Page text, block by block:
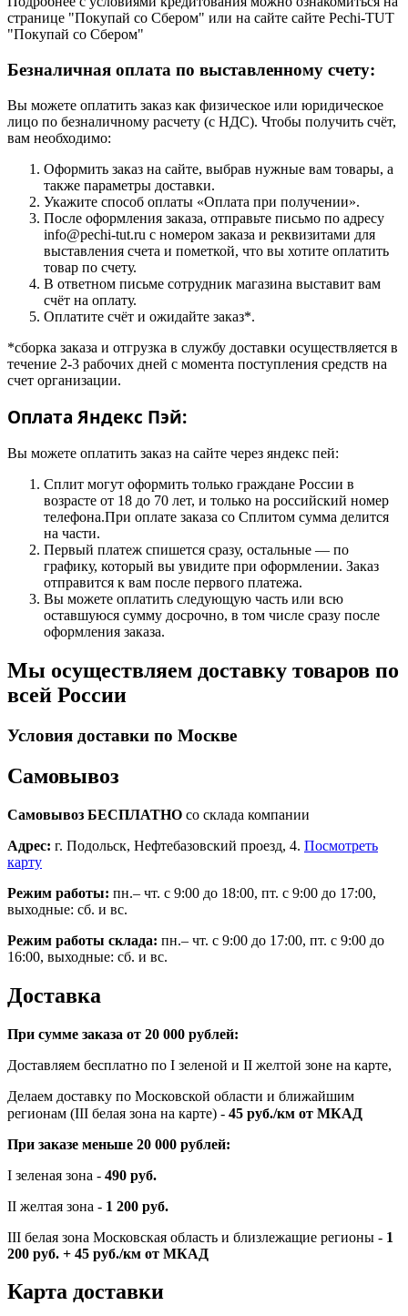
странице "Покупай со Сбером" или на сайте сайте Pechi-TUT
"Покупай со Сбером"
Безналичная оплата по выставленному счету:
Вы можете оплатить заказ как физическое или юридическое
лицо по безналичному расчету (с НДС). Чтобы получить счёт,
вам необходимо:
Оформить заказ на сайте, выбрав нужные вам товары, а
также параметры доставки.
Укажите способ оплаты «Оплата при получении».
После оформления заказа, отправьте письмо по адресу
info@pechi-tut.ru с номером заказа и реквизитами для
выставления счета и пометкой, что вы хотите оплатить
товар по счету.
В ответном письме сотрудник магазина выставит вам
счёт на оплату.
Оплатите счёт и ожидайте заказ*.
*сборка заказа и отгрузка в службу доставки осуществляется в
течение 2-3 рабочих дней с момента поступления средств на
счет организации.
Оплата Яндекс Пэй:
Вы можете оплатить заказ на сайте через яндекс пей:
Сплит могут оформить только граждане России в
возрасте от 18 до 70 лет, и только на российский номер
телефона.При оплате заказа со Сплитом сумма делится
на части.
Первый платеж спишется сразу, остальные — по
графику, который вы увидите при оформлении. Заказ
отправится к вам после первого платежа.
Вы можете оплатить следующую часть или всю
оставшуюся сумму досрочно, в том числе сразу после
оформления заказа.
Мы осуществляем доставку товаров по
всей России
Условия доставки по Москве
Самовывоз
Самовывоз БЕСПЛАТНО со склада компании
Адрес: г. Подольск, Нефтебазовский проезд, 4. Посмотреть
карту
Режим работы: пн.– чт. с 9:00 до 18:00, пт. с 9:00 до 17:00,
выходные: сб. и вс.
Режим работы склада: пн.– чт. с 9:00 до 17:00, пт. с 9:00 до
16:00, выходные: сб. и вс.
Доставка
При сумме заказа от 20 000 рублей:
Доставляем бесплатно по I зеленой и II желтой зоне на карте,
Делаем доставку по Московской области и ближайшим
регионам (III белая зона на карте) - 45 руб./км от МКАД
При заказе меньше 20 000 рублей:
I зеленая зона - 490 руб.
II желтая зона - 1 200 руб.
III белая зона Московская область и близлежащие регионы - 1
200 руб. + 45 руб./км от МКАД
Карта доставки